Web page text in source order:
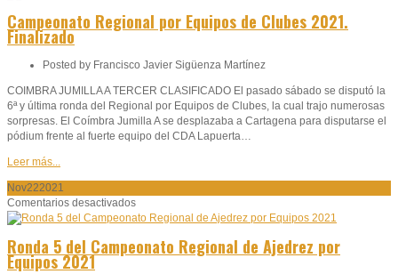
por
Clubes
Finalizado
Campeonato Regional por Equipos de Clubes 2021.
Finalizado
Posted by Francisco Javier Sigüenza Martínez
COIMBRA JUMILLA A TERCER CLASIFICADO El pasado sábado se disputó la
6ª y última ronda del Regional por Equipos de Clubes, la cual trajo numerosas
sorpresas. El Coímbra Jumilla A se desplazaba a Cartagena para disputarse el
pódium frente al fuerte equipo del CDA Lapuerta…
Leer más...
Nov222021
Comentarios desactivadosen
Ronda
del
Ronda 5 del Campeonato Regional de Ajedrez por
Equipos 2021